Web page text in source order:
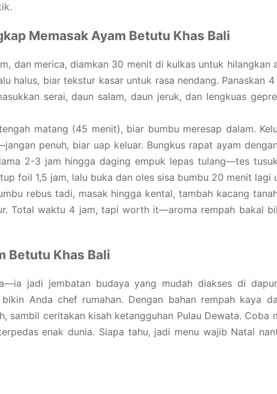
Memasak Ayam Betutu Khas Bali
dan merica, diamkan 30 menit di kulkas untuk hilangkan
halus, biar tekstur kasar untuk rasa nendang. Panaskan
serai, daun salam, daun jeruk, dan lengkuas
matang (45 menit), biar bumbu meresap dalam.
penuh, biar uap keluar. Bungkus rapat ayam
2-3 jam hingga daging empuk lepas tulang—tes
foil 1,5 jam, lalu buka dan oles sisa bumbu 20 menit lagi
rebus tadi, masak hingga kental, tambah kacang
Total waktu 4 jam, tapi worth it—aroma rempah bakal
Betutu Khas Bali
jadi jembatan budaya yang mudah diakses di
Anda chef rumahan. Dengan bahan rempah kaya
sambil ceritakan kisah ketangguhan Pulau Dewata. Coba
enak dunia. Siapa tahu, jadi menu wajib Natal